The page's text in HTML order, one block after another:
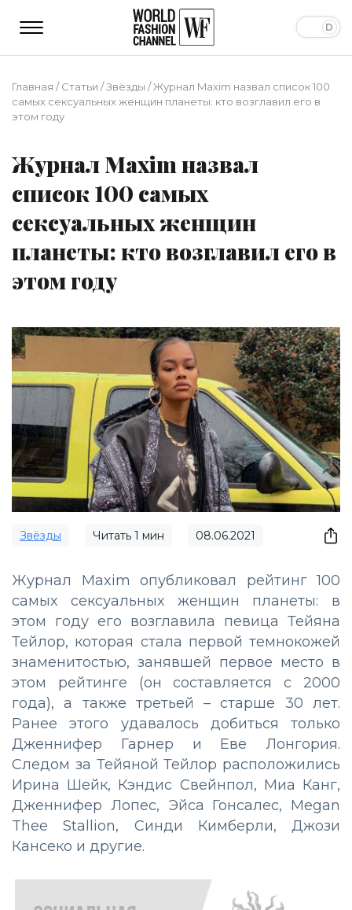
Главная /Статьи /Звёзды /Журнал Maxim назвал список 100
самых сексуальных женщин планеты: кто возглавил его в
этом году
Журнал Maxim назвал
список 100 самых
сексуальных женщин
планеты: кто возглавил его в
этом году
Звёзды Читать 1 мин 08.06.2021
Журнал Maxim опубликовал рейтинг 100
самых сексуальных женщин планеты: в
этом году его возглавила певица Тейяна
Тейлор, которая стала первой темнокожей
знаменитостью, занявшей первое место в
этом рейтинге (он составляется с 2000
года), а также третьей – старше 30 лет.
Ранее этого удавалось добиться только
Дженнифер Гарнер и Еве Лонгория.
Следом за Тейяной Тейлор расположились
Ирина Шейк, Кэндис Свейнпол, Миа Канг,
Дженнифер Лопес, Эйса Гонсалес, Megan
Thee Stallion, Синди Кимберли, Джози
Кансеко и другие.